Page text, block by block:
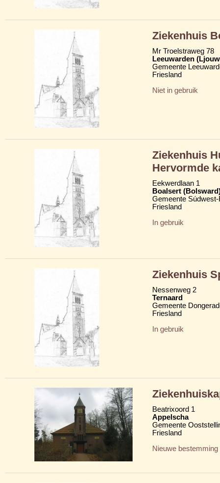
Ziekenhuis
Mr Troelstraweg 78
Leeuwarden
Gemeente
Friesland
Niet in gebruik
Ziekenhuis
Hervormde
Eekwerdlaan 1
Boalsert
Gemeente
Friesland
In gebruik
Ziekenhuis
Nessenweg 2
Ternaard
Gemeente
Friesland
In gebruik
Beatrixoord 1
Appelscha
Gemeente
Friesland
Nieuwe bestemming